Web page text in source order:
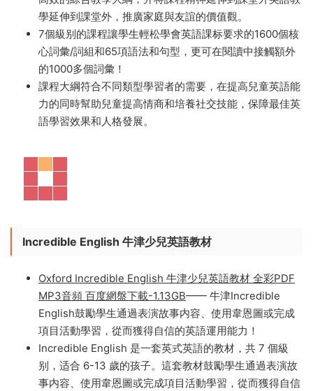
和培養社交技能，保障最佳英語學習效果和人格發展!
Family and Friends牛津“友鄰”少兒英語是一套原版進口
的少兒英語課程，共七個級别。牛津“友鄰”系列結合了獨
到的自然發音拼讀教學、強大的語言技能訓練和快速推進
高效的綜合教學大綱，并将課程精神延伸到課堂外英語教
學延伸到課堂外，推廣家庭與友誼的價值觀。
7個級别的課程讓學生輕松學會英語課标要求的1600個核
的1000多個詞彙！
課程大綱符合不同類型學習者的需要，在提高兒童英語能
Incredible English 牛津少兒英語教材
Oxford Incredible English 牛津少兒英語教材 全彩PDF
MP3音頻 百度網盤下載-1.13GB—— 牛津Incredible